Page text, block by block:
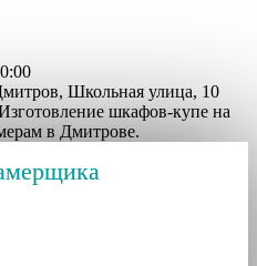
Школьная улица, 10
шкафов-купе на
в Дмитрове.